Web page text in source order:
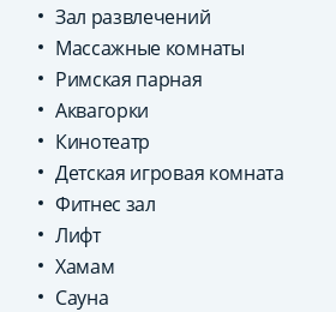
Зал развлечений
Массажные комнаты
Римская парная
Аквагорки
Кинотеатр
Детская игровая комната
Фитнес зал
Лифт
Хамам
Сауна